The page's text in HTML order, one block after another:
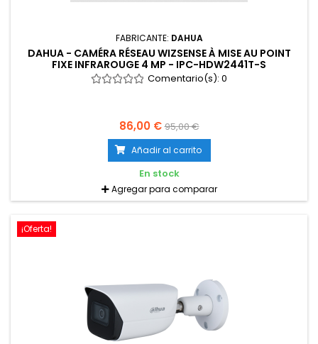
FABRICANTE: DAHUA
DAHUA - CAMÉRA RÉSEAU WIZSENSE À MISE AU POINT
FIXE INFRAROUGE 4 MP - IPC-HDW2441T-S
Comentario(s): 0
86,00 €95,00 €
Añadir al carrito
En stock
Agregar para comparar
¡Oferta!